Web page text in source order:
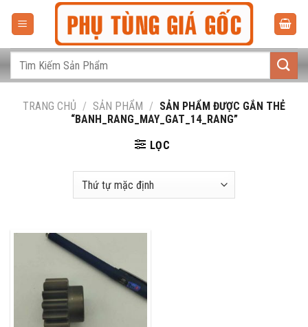
dungTìm
TRANG CHỦ / SẢN PHẨM / SẢN PHẨM ĐƯỢC GẮN THẺ
“BANH_RANG_MAY_GAT_14_RANG”
LỌC